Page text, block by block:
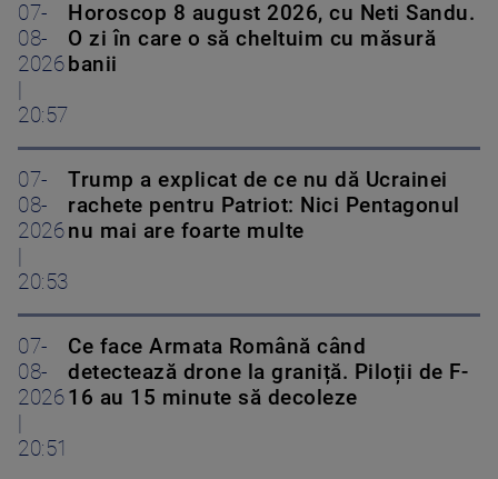
07-
08-
2026
20:57
Horoscop 8 august 2026, cu Neti Sandu.
O zi în care o să cheltuim cu măsură
banii
07-
08-
2026
20:53
Trump a explicat de ce nu dă Ucrainei
rachete pentru Patriot: Nici Pentagonul
nu mai are foarte multe
07-
08-
2026
20:51
Ce face Armata Română când
detectează drone la graniță. Piloții de F-
16 au 15 minute să decoleze